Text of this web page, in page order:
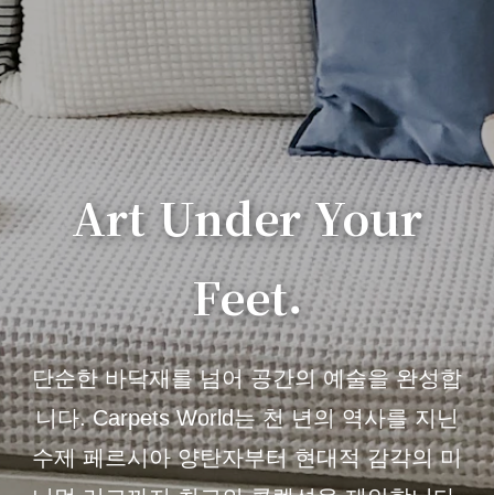
Art Under Your
Feet.
단순한 바닥재를 넘어 공간의 예술을 완성합
니다. Carpets World는 천 년의 역사를 지닌
수제 페르시아 양탄자부터 현대적 감각의 미